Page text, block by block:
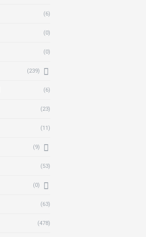
(6)
(0)
(0)
(239)
(6)
(23)
(11)
(9)
(53)
(0)
(63)
(478)